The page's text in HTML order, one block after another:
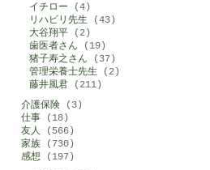
イチロー (4)
リハビリ先生 (43)
大谷翔平 (2)
歯医者さん (19)
猪子寿之さん (37)
管理栄養士先生 (2)
藤井風君 (211)
介護保険 (3)
仕事 (18)
友人
(566)
家族 (730)
感想 (197)